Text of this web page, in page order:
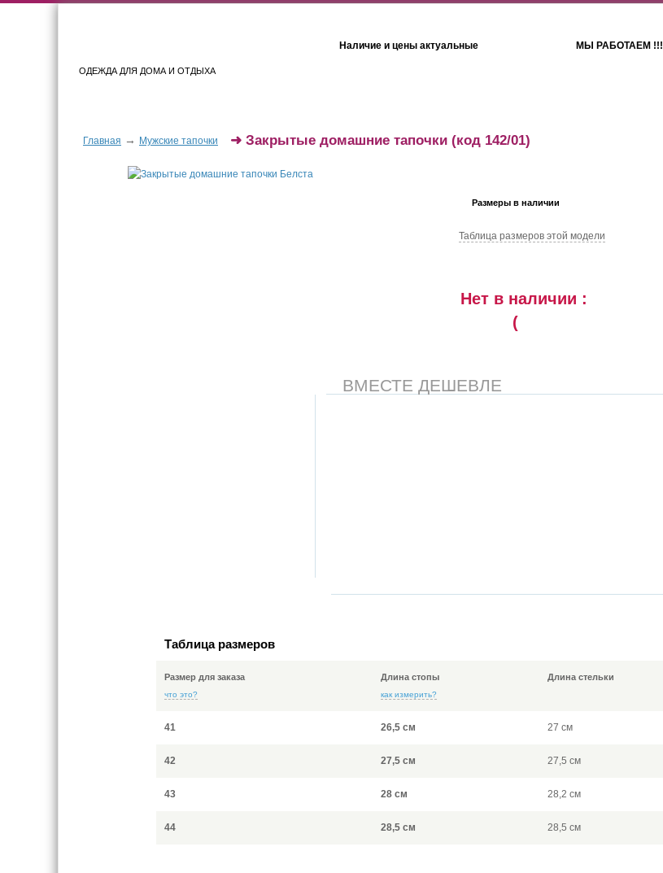
ОДЕЖДА ДЛЯ ДОМА И ОТДЫХА
Наличие и цены актуальные МЫ РАБОТАЕМ !!!
Главная → Мужские тапочки ➜ Закрытые домашние тапочки (код 142/01)
Размеры в наличии
Таблица размеров этой модели
Нет в наличии :
(
ВМЕСТЕ ДЕШЕВЛЕ
Таблица размеров
Размер для заказа
что это?
Длина стопы
как измерить?
Длина стельки
41 26,5 см 27 см
42 27,5 см 27,5 см
43 28 см 28,2 см
44 28,5 см 28,5 см